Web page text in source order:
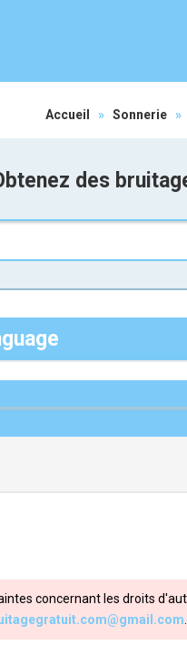
Accueil » Sonnerie »
des
concernant les droits